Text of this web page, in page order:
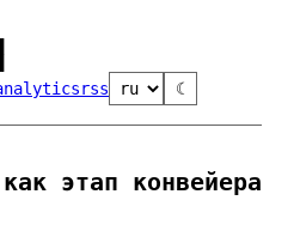
rss ☾
этап конвейера